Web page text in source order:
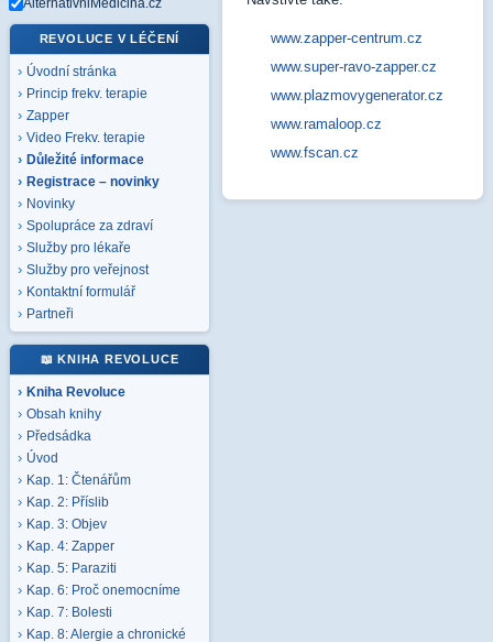
AlternativniMedicina.cz
REVOLUCE V LÉČENÍ
Úvodní stránka
Princip frekv. terapie
Zapper
Video Frekv. terapie
Důležité informace
Registrace – novinky
Novinky
Spolupráce za zdraví
Služby pro lékaře
Služby pro veřejnost
Kontaktní formulář
Partneři
📖 KNIHA REVOLUCE
Kniha Revoluce
Obsah knihy
Předsádka
Úvod
Kap. 1: Čtenářům
Kap. 2: Příslib
Kap. 3: Objev
Kap. 4: Zapper
Kap. 5: Paraziti
Kap. 6: Proč onemocníme
Kap. 7: Bolesti
Kap. 8: Alergie a chronické
www.zapper-centrum.cz
www.super-ravo-zapper.cz
www.plazmovygenerator.cz
www.ramaloop.cz
www.fscan.cz